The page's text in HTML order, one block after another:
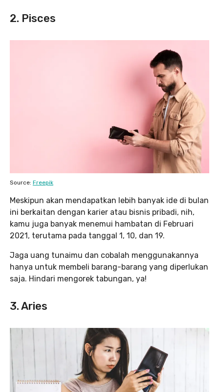
2. Pisces
Source: Freepik
Meskipun akan mendapatkan lebih banyak ide di bulan
ini berkaitan dengan karier atau bisnis pribadi, nih,
kamu juga banyak menemui hambatan di Februari
2021, terutama pada tanggal 1, 10, dan 19.
Jaga uang tunaimu dan cobalah menggunakannya
hanya untuk membeli barang-barang yang diperlukan
saja. Hindari mengorek tabungan, ya!
3. Aries